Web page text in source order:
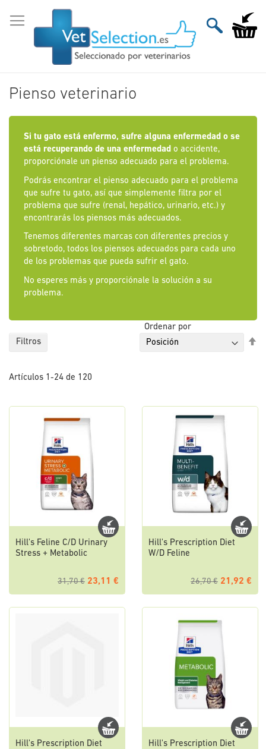
al
contenido
Mi
Pienso veterinario
Si tu gato está enfermo, sufre alguna enfermedad o se
está recuperando de una enfermedad o accidente,
proporciónale un pienso adecuado para el problema.
Podrás encontrar el pienso adecuado para el problema
que sufre tu gato, así que simplemente filtra por el
problema que sufre (renal, hepático, urinario, etc.) y
encontrarás los piensos más adecuados.
Tenemos diferentes marcas con diferentes precios y
sobretodo, todos los piensos adecuados para cada uno
de los problemas que pueda sufrir el gato.
No esperes más y proporciónale la solución a su
problema.
Artículos 1 -24 de 120
Ordenar por
Hill's Feline C/D Urinary
Stress + Metabolic
31,70 € 23,11 €
Hill's Prescription Diet
W/D Feline
26,70 € 21,92 €
Hill's Prescription Diet
Hill's Prescription Diet
Filtros